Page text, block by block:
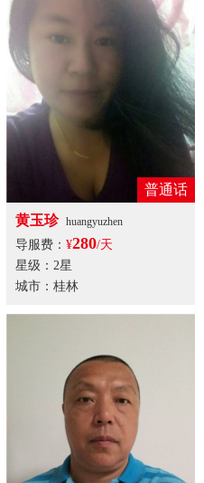
普通话
黄玉珍 huangyuzhen
导服费： ¥280/天
星级：2星
城市：桂林